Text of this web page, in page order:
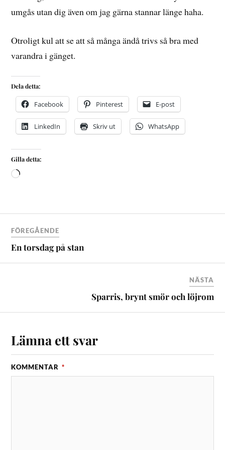
umgås utan dig även om jag gärna stannar länge haha.
Otroligt kul att se att så många ändå trivs så bra med
varandra i gänget.
Dela detta:
Facebook Pinterest E-post
LinkedIn Skriv ut WhatsApp
Gilla detta:
FÖREGÅENDE
En torsdag på stan
NÄSTA
Sparris, brynt smör och löjrom
Lämna ett svar
KOMMENTAR *